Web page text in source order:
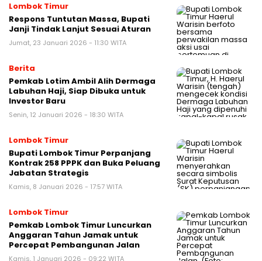
Lombok Timur
Respons Tuntutan Massa, Bupati
Janji Tindak Lanjut Sesuai Aturan
Jumat, 23 Januari 2026 - 11:30 WITA
Berita
Pemkab Lotim Ambil Alih Dermaga
Labuhan Haji, Siap Dibuka untuk
Investor Baru
Senin, 12 Januari 2026 - 18:30 WITA
Lombok Timur
Bupati Lombok Timur Perpanjang
Kontrak 258 PPPK dan Buka Peluang
Jabatan Strategis
Kamis, 8 Januari 2026 - 17:57 WITA
Lombok Timur
Pemkab Lombok Timur Luncurkan
Anggaran Tahun Jamak untuk
Percepat Pembangunan Jalan
Kamis, 1 Januari 2026 - 09:22 WITA